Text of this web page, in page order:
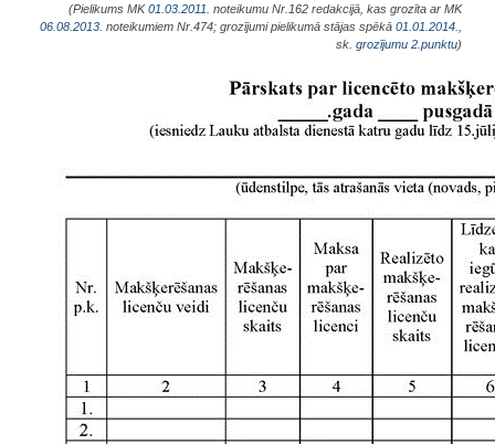
(Pielikums MK01.03.2011. noteikumu Nr.162 redakcijā, kas grozīta ar MK
06.08.2013. noteikumiem Nr.474; grozījumi pielikumā stājas spēkā 01.01.2014.
sk. grozījumu 2.punktu)